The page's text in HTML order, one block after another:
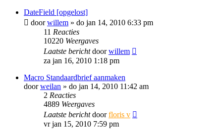
DateField [opgelost]
doorwillem » do jan 14, 2010 6:33 pm
11 Reacties
10220 Weergaves
Laatste berichtdoorwillem
za jan 16, 2010 1:18 pm
Macro Standaardbrief aanmaken
doorweilan » do jan 14, 2010 11:42 am
2 Reacties
4889 Weergaves
Laatste berichtdoorfloris v
vr jan 15, 2010 7:59 pm